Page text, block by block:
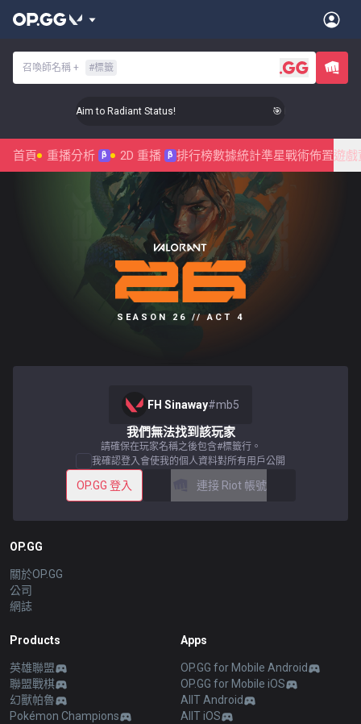
召喚師名稱 + #標籤
Level Up Your Aim to Radiant Status! 🎯 Level Up Your
首頁 重播分析 β 2D 重播 β 排行榜數據統計準星戰術佈置遊戲
SEASON 26 // ACT 4
FH Sinaway#mb5
我們無法找到該玩家
請確保在玩家名稱之後包含#標籤行。
我確認登入會使我的個人資料對所有用戶公開
OP.GG 登入 連接 Riot 帳號
OP.GG
關於OP.GG
公司
網誌
Products
英雄聯盟
聯盟戰棋
幻獸帕魯
Pokémon Champions
Apps
OP.GG for Mobile Android
OP.GG for Mobile iOS
AllT Android
AllT iOS